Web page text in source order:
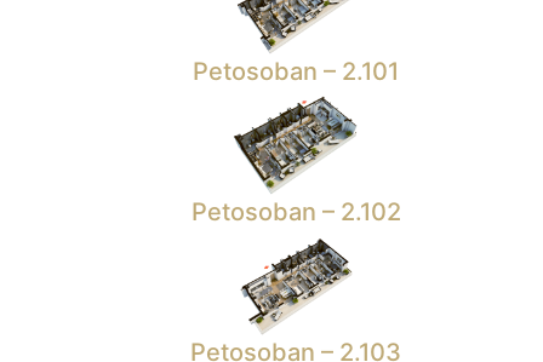
Petosoban – 2.101
Petosoban – 2.102
Petosoban – 2.103